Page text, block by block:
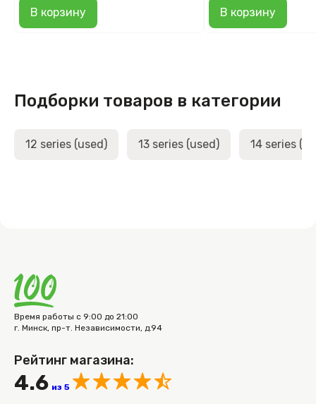
В корзину В корзину
Подборки товаров в категории
12 series (used) 13 series (used) 14 series
Время работы с 9:00 до 21:00
г. Минск, пр-т. Независимости, д.94
Рейтинг магазина:
4.6 из 5